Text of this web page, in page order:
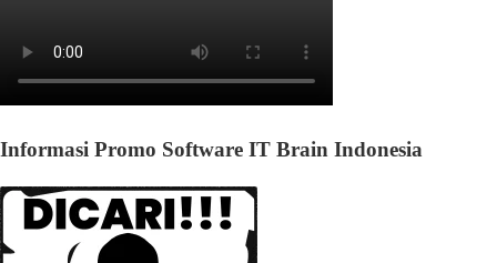
Informasi Promo Software IT Brain Indonesia